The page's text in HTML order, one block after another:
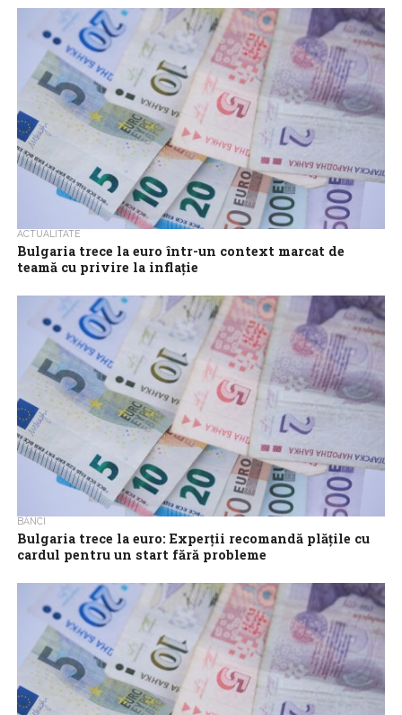
cauza politicilor fiscale din ultimii ani, susține președintele
Asociației CFA România, Adrian...
ACTUALITATE
Bulgaria trece la euro într-un context marcat de
teamă cu privire la inflație
care adoptă moneda unică europeană, o integrare care...
BĂNCI
Bulgaria trece la euro: Experții recomandă plățile cu
cardul pentru un start fără probleme
ianuarie, încă apar întrebări din partea consumatorilor privind
plățile. Krasimira...